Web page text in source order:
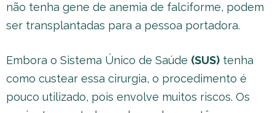
não tenha gene de anemia de falciforme, podem
ser transplantadas para a pessoa portadora.
Embora o Sistema Único de Saúde (SUS) tenha
como custear essa cirurgia, o procedimento é
pouco utilizado, pois envolve muitos riscos. Os